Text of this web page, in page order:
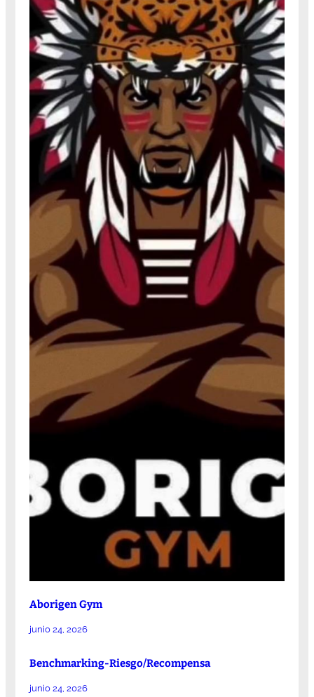
Aborigen Gym
junio 24, 2026
Benchmarking-Riesgo/Recompensa
junio 24, 2026